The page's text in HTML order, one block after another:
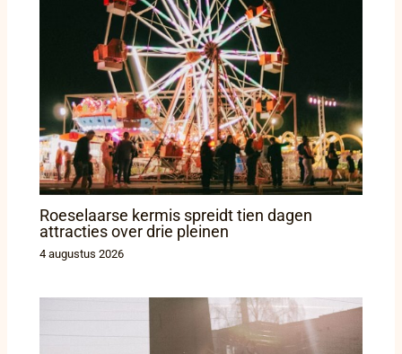
Roeselaarse kermis spreidt tien dagen
attracties over drie pleinen
4 augustus 2026